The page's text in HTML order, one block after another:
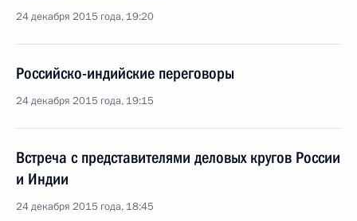
24 декабря 2015 года, 19:20
Российско-индийские переговоры
24 декабря 2015 года, 19:15
Встреча с представителями деловых кругов России
и Индии
24 декабря 2015 года, 18:45